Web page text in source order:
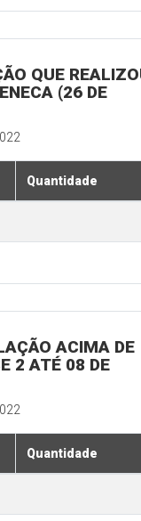
QUE
(26 DE
Quantidade
ACIMA DE
2 ATÉ 08 DE
Quantidade